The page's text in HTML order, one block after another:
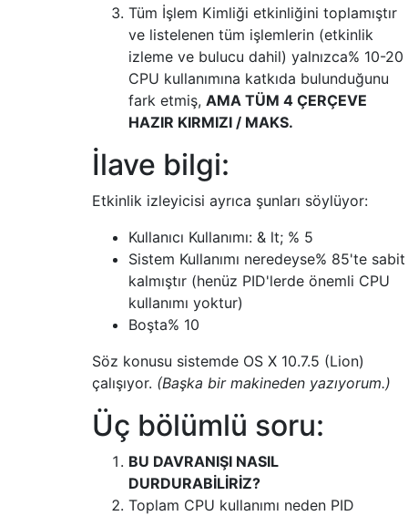
Tüm İşlem Kimliği etkinliğini toplamıştır
ve listelenen tüm işlemlerin (etkinlik
izleme ve bulucu dahil) yalnızca% 10-20
CPU kullanımına katkıda bulunduğunu
fark etmiş, AMA TÜM 4 ÇERÇEVE
HAZIR KIRMIZI / MAKS.
İlave bilgi:
Etkinlik izleyicisi ayrıca şunları söylüyor:
Kullanıcı Kullanımı: & lt; % 5
Sistem Kullanımı neredeyse% 85'te sabit
kalmıştır (henüz PID'lerde önemli CPU
kullanımı yoktur)
Boşta% 10
Söz konusu sistemde OS X 10.7.5 (Lion)
çalışıyor. (Başka bir makineden yazıyorum.)
Üç bölümlü soru:
BU DAVRANIŞI NASIL
DURDURABİLİRİZ?
Toplam CPU kullanımı neden PID